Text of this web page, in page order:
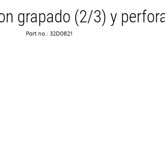
grapado (2/3) y
Part no.: 32D0821